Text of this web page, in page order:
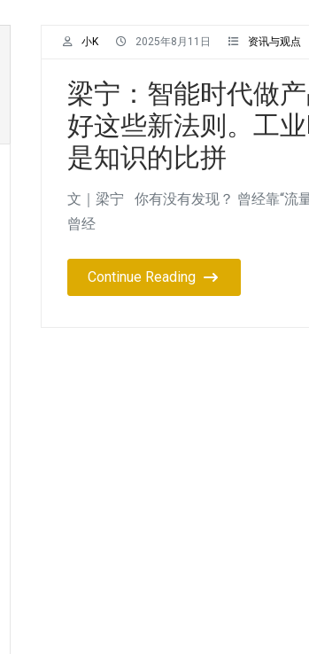
小K 2025年8月11日 资讯与观点
梁宁：智能时代做
好这些新法则。工
是知识的比拼
文｜梁宁 你有没有发现？ 曾经靠“流
曾经
Continue Reading